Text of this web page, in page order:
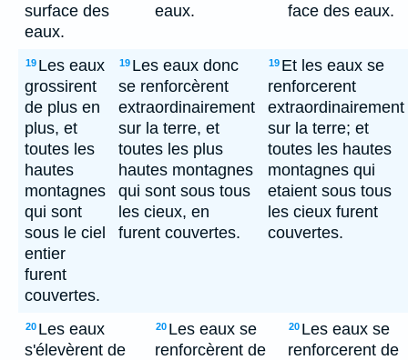
surface des
eaux.
eaux.
face des eaux.
19 Les eaux
grossirent
de plus en
plus, et
toutes les
hautes
montagnes
qui sont
sous le ciel
entier
furent
couvertes.
19 Les eaux donc
se renforcèrent
extraordinairement
sur la terre, et
toutes les plus
hautes montagnes
qui sont sous tous
les cieux, en
furent couvertes.
19 Et les eaux se
renforcerent
extraordinairement
sur la terre; et
toutes les hautes
montagnes qui
etaient sous tous
les cieux furent
couvertes.
20 Les eaux
s'élevèrent de
20 Les eaux se
renforcèrent de
20 Les eaux se
renforcerent de